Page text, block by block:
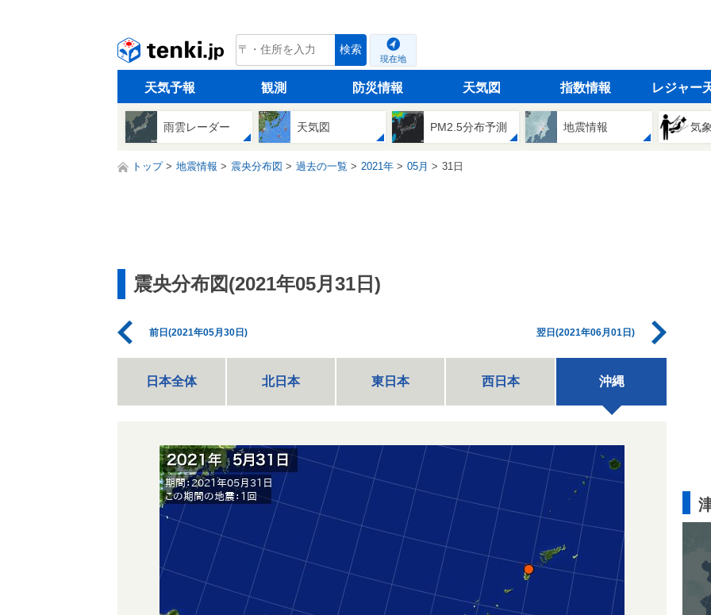
tenki.jp 検索
現在地
天気予報 観測 防災情報 天気図 指数情報 レジャー
雨雲レーダー 天気図 PM2.5分布予測 地震情報 気
トップ 地震情報 震央分布図 過去の一覧 2021年 05月 31日
震央分布図(2021年05月31日)
前日(2021年05月30日) 翌日(2021年06月01日)
日本全体 北日本 東日本 西日本 沖縄